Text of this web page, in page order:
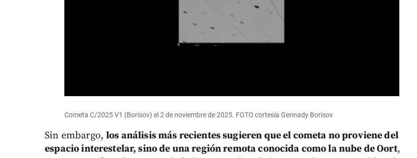
Cometa C/2025 V1 (Borisov) el 2 de noviembre de 2025. FOTO cortesía Gennady Borisov
Sin embargo,los análisis más recientes sugieren que el cometa no proviene del
espacio interestelar, sino de una región remota conocida como la nube de Oort,